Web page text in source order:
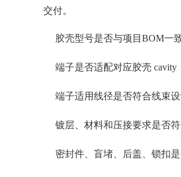
交付。
胶壳型号是否与项目BOM一
端子是否适配对应胶壳 cavity
端子适用线径是否符合线束设
镀层、材料和压接要求是否符
密封件、盲堵、后盖、锁扣